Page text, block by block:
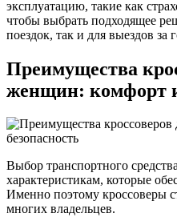
эксплуатацию, такие как
чтобы выбрать подходящее
поездок, так и для выездов за
Преимущества
женщин: комфорт и
Выбор транспортного
характеристикам, которые
Именно поэтому кроссоверы
многих владельцев.